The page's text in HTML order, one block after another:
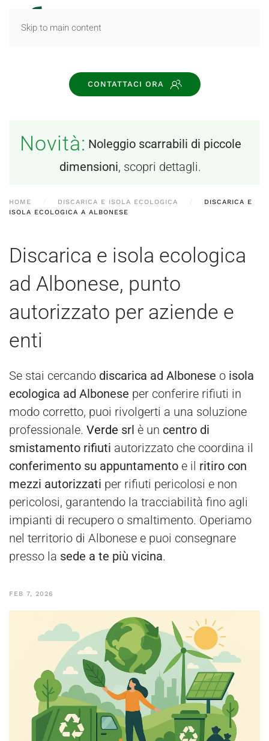
Skip to main content
CONTATTACI ORA
Novità: Noleggio scarrabili di piccole
dimensioni, scopri dettagli.
HOME DISCARICA E ISOLA ECOLOGICA
DISCARICA E
ISOLA ECOLOGICA A ALBONESE
Discarica e isola ecologica
ad Albonese, punto
autorizzato per aziende e
enti
Se stai cercando discarica ad Albonese o isola
ecologica ad Albonese per conferire rifiuti in
modo corretto, puoi rivolgerti a una soluzione
professionale. Verde srl è un centro di
smistamento rifiuti autorizzato che coordina il
conferimento su appuntamento e il ritiro con
mezzi autorizzati per rifiuti pericolosi e non
pericolosi, garantendo la tracciabilità fino agli
impianti di recupero o smaltimento. Operiamo
nel territorio di Albonese e puoi consegnare
presso la sede a te più vicina.
FEB 7, 2026